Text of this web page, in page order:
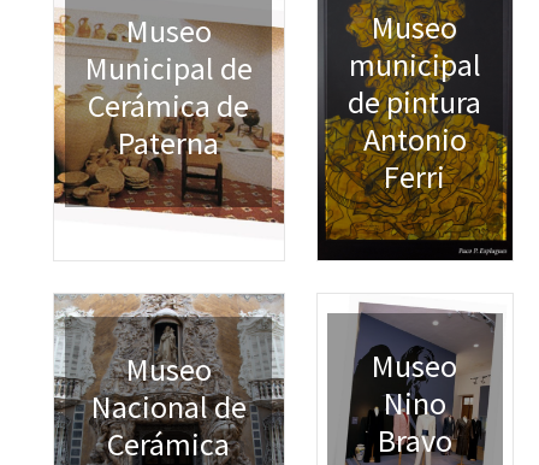
Museo
Municipal de
Cerámica de
Paterna
Museo
municipal
de pintura
Antonio
Ferri
Museo
Nacional de
Cerámica
Museo
Nino
Bravo